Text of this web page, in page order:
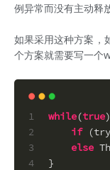
例异常而没有主动释
如果采用这种方案，
个方案就需要写一
1
2
3
4
while(true
if
else
}